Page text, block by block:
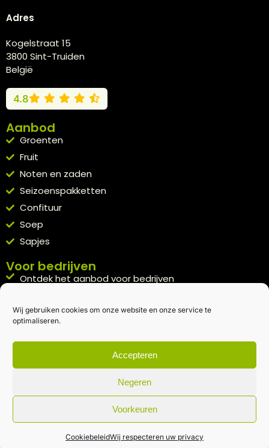
Wij gebruiken cookies om onze website en onze service te
optimaliseren.
Accepteren
Negeren
Voorkeuren
CookiebeleidWij respecteren uw privacy
Adres
Kogelstraat 15
3800 Sint-Truiden
België
4.8
Aanbod
Groenten
Fruit
Noten en zaden
Seizoenspakketten
Confituur
Soep
Sapjes
Voor bedrijven
Ontdek het aanbod voor bedrijven
Kennismakingspakket aanvragen
Blijft op de hoogte
Rechtstreeks van het veld naar je inbox.
Inschrijven nieuwsbrief
Algemene voorwaarden|Privacybeleid| gemaakt met door
creativitijd